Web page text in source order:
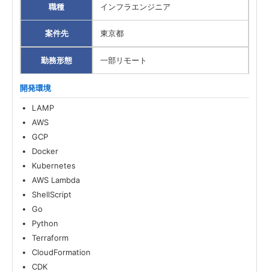
職種 インフラエンジニア
案件先 東京都
勤務形態 一部リモート
開発環境
LAMP
AWS
GCP
Docker
Kubernetes
AWS Lambda
ShellScript
Go
Python
Terraform
CloudFormation
CDK